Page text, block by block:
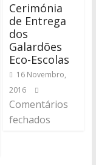
Cerimónia
de Entrega
dos
Galardões
Eco-Escolas
16 Novembro,
2016
Comentários
fechados